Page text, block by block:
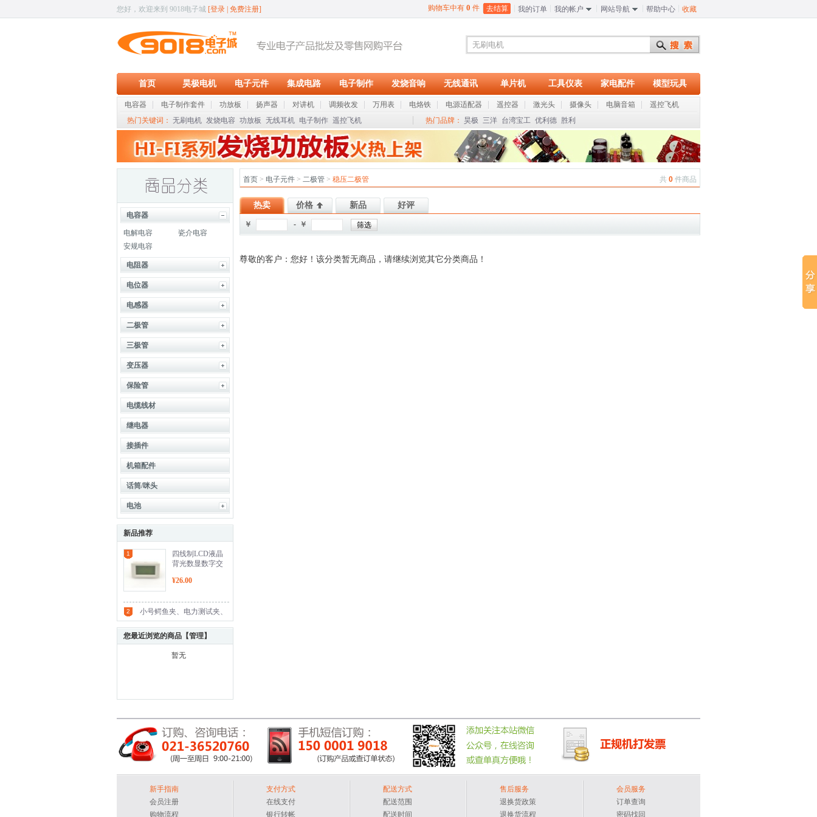
您好，欢迎来到 9018电子城 [登录 免费注册] 购物车中有 0 件 去结算 我的订单 我的帐户 网站导航 帮助中心 收藏
首页 昊极电机 电子元件 集成电路 电子制作 发烧音响 无线通讯 单片机 工具仪表 家电配件 模型玩具
电容器 电子制作套件 功放板 扬声器 对讲机 调频收发 万用表 电烙铁 电源适配器 遥控器 激光头 摄像头 电脑音箱
遥控飞机
热门关键词： 无刷电机 发烧电容 功放板 无线耳机 电子制作 遥控飞机 热门品牌： 昊极 三洋 台湾宝工 优利德 胜利
电容器
电解电容
瓷介电容
安规电容
电阻器
电位器
电感器
二极管
三极管
变压器
保险管
电缆线材
继电器
接插件
机箱配件
话筒/咪头
电池
新品推荐
1
四线制LCD液晶
背光数显数字交
10A)
¥26.00
2 小号鳄鱼夹、电力测试夹、
测试铜夹、充电夹、接线
您最近浏览的商品【管理】
暂无
首页 > 电子元件 > 二极管 > 稳压二极管 共 0 件商品
热卖 价格 新品 好评
￥ - ￥
尊敬的客户：您好！该分类暂无商品，请继续浏览其它分类商品！
新手指南
会员注册
购物流程
支付方式
在线支付
银行转帐
配送方式
配送范围
配送时间
售后服务
退换货政策
退换货流程
会员服务
订单查询
密码找回